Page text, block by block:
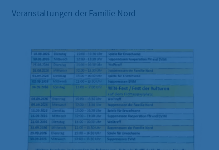
Veranstaltungen der Familie Nord